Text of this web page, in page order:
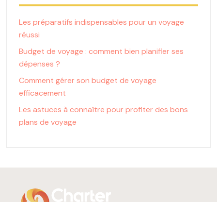
Les préparatifs indispensables pour un voyage
réussi
Budget de voyage : comment bien planifier ses
dépenses ?
Comment gérer son budget de voyage
efficacement
Les astuces à connaître pour profiter des bons
plans de voyage